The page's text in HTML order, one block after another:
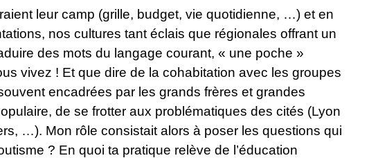
leur camp (grille, budget, vie quotidienne, …) et en
nos cultures tant éclais que régionales offrant un
des mots du langage courant, « une poche »
vivez ! Et que dire de la cohabitation avec les groupes
encadrées par les grands frères et grandes
de se frotter aux problématiques des cités (Lyon
…). Mon rôle consistait alors à poser les questions qui
? En quoi ta pratique relève de l’éducation